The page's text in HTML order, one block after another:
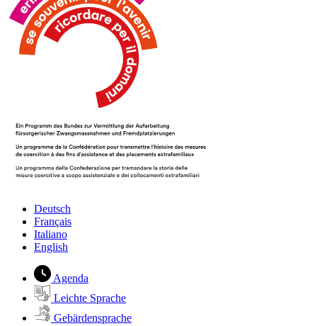
Deutsch
Français
Italiano
English
Agenda
Leichte Sprache
Gebärdensprache